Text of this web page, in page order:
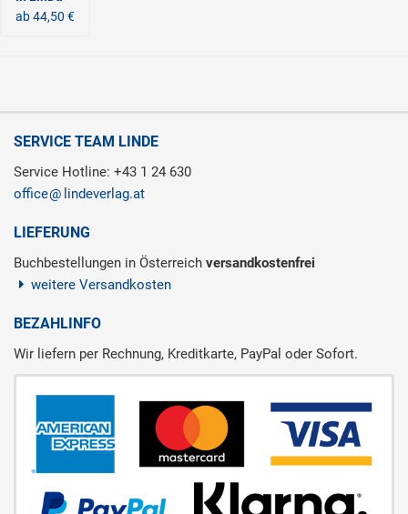
ab 44,50 €
SERVICE TEAM LINDE
Service Hotline: +43 1 24 630
office
lindeverlag.at
LIEFERUNG
Buchbestellungen in Österreich versandkostenfrei
weitere Versandkosten
BEZAHLINFO
Wir liefern per Rechnung, Kreditkarte, PayPal oder Sofort.